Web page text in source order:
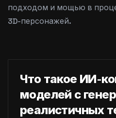
подходом и мощью в
3D-персонажей.
Что такое ИИ-
моделей с
реалистичных